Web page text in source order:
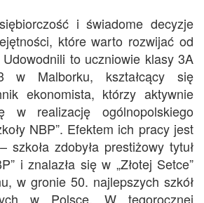
i świadome decyzje
które warto rozwijać od
Udowodnili to uczniowie klasy 3A
w Malborku, kształcący się
ekonomista, którzy aktywnie
w realizację ogólnopolskiego
NBP”. Efektem ich pracy jest
szkoła zdobyła prestiżowy tytuł
i znalazła się w „Złotej Setce”
w gronie 50. najlepszych szkół
w Polsce. W tegorocznej